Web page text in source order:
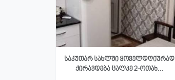
საკუთარ სახლში ყოველდღიურად
ქირავდება ცალკე 2-ოთახ...